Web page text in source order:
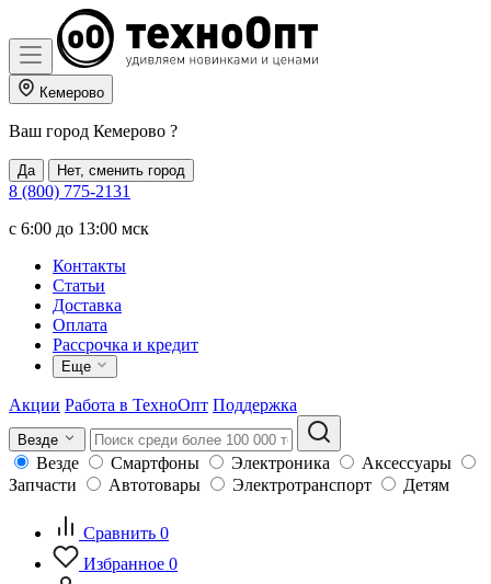
Кемерово
Ваш город Кемерово ?
Да Нет, сменить город
8 (800) 775-2131
c 6:00 до 13:00 мск
Контакты
Статьи
Доставка
Оплата
Рассрочка и кредит
Еще
Акции Работа в ТехноОпт Поддержка
Везде
Везде Смартфоны Электроника
Аксессуары
Запчасти
Автотовары Электротранспорт Детям
Сравнить 0
Избранное 0